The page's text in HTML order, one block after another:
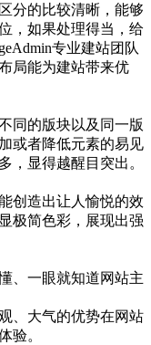
分的比较清晰，能够
，如果处理得当，给
专业建站团队
局能为建站带来优
同的版块以及同一版
或者降低元素的易见
，显得越醒目突出。
创造出让人愉悦的效
极简色彩，展现出强
、一眼就知道网站主
、大气的优势在网站
验。